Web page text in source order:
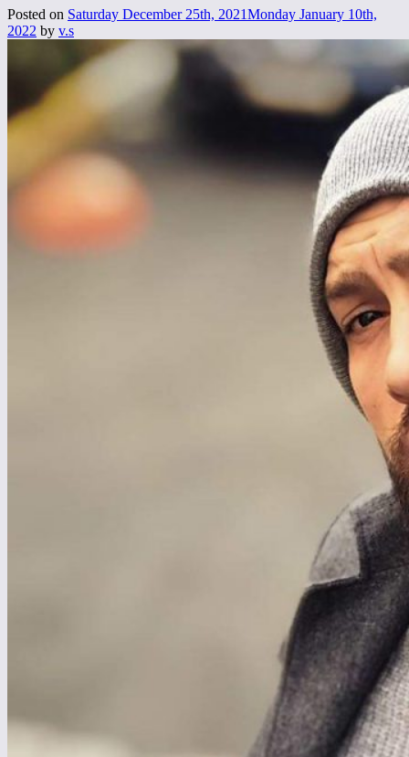
Posted on Saturday December 25th, 2021Monday January 10th,
2022 by v.s